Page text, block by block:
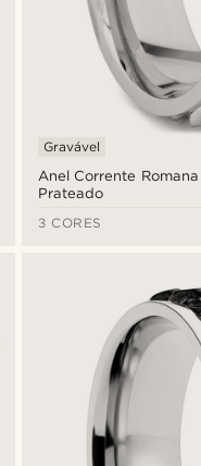
Anel Corrente Romana
Prateado
Gravável
3 CORES